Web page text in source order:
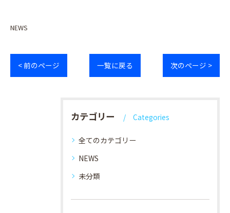
NEWS
< 前のページ 一覧に戻る 次のページ >
カテゴリー Categories
全てのカテゴリー
NEWS
未分類